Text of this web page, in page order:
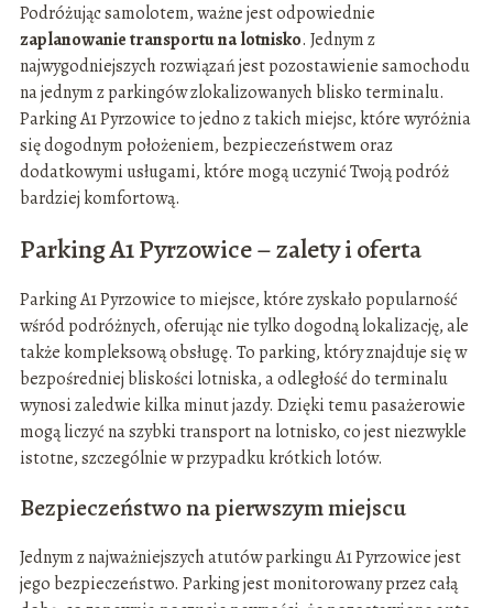
Podróżując samolotem, ważne jest odpowiednie
zaplanowanie transportu na lotnisko. Jednym z
najwygodniejszych rozwiązań jest pozostawienie samochodu
na jednym z parkingów zlokalizowanych blisko terminalu.
Parking A1 Pyrzowice to jedno z takich miejsc, które wyróżnia
się dogodnym położeniem, bezpieczeństwem oraz
dodatkowymi usługami, które mogą uczynić Twoją podróż
bardziej komfortową.
Parking A1 Pyrzowice – zalety i oferta
Parking A1 Pyrzowice to miejsce, które zyskało popularność
wśród podróżnych, oferując nie tylko dogodną lokalizację, ale
także kompleksową obsługę. To parking, który znajduje się w
bezpośredniej bliskości lotniska, a odległość do terminalu
wynosi zaledwie kilka minut jazdy. Dzięki temu pasażerowie
mogą liczyć na szybki transport na lotnisko, co jest niezwykle
istotne, szczególnie w przypadku krótkich lotów.
Bezpieczeństwo na pierwszym miejscu
Jednym z najważniejszych atutów parkingu A1 Pyrzowice jest
jego bezpieczeństwo. Parking jest monitorowany przez całą